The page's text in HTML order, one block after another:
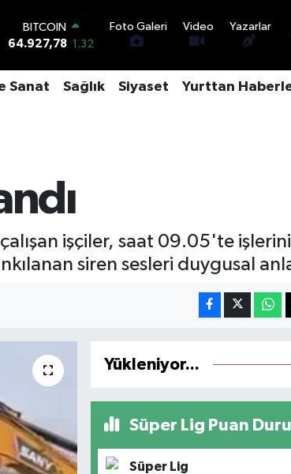
64.927,78
1.32
DOLAR
55,1336
0.18
13.703
11
Foto Galeri Video Yazarlar
Sanat Sağlık Siyaset Yurttan
işçiler, saat 09.05'te işlerini
siren sesleri duygusal
Yükleniyor...
Süper Lig Puan
Süper Lig